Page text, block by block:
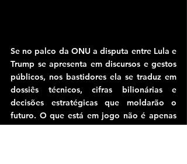
Se no palco da ONU a disputa entre Lula e
Trump se apresenta em discursos e gestos
públicos, nos bastidores ela se traduz em
dossiês técnicos, cifras bilionárias e
decisões estratégicas que moldarão o
futuro. O que está em jogo não é apenas
tarifa ou sanção: são os nervos centrais da